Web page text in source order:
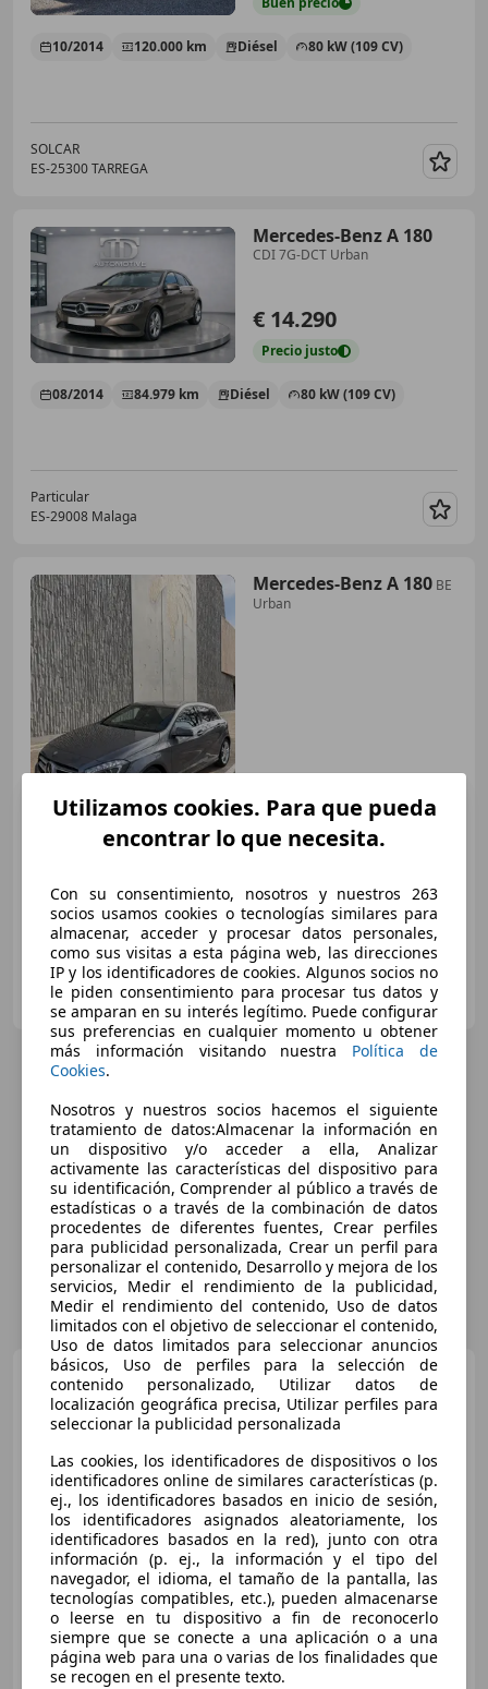
10/2014 120.000 km Diésel 80 kW (109 CV)
SOLCAR
ES-25300 TARREGA
Mercedes-Benz A 180
CDI 7G-DCT Urban
€ 14.290
Precio justo
08/2014 84.979 km Diésel 80 kW (109 CV)
Particular
ES-29008 Malaga
Mercedes-Benz A 180 BE
Urban
€ 18.000
Precio justo
Particular
ES-03204 Elche
Mercedes-Benz A 180
BlueEFFICIENCY Urban
€ 13.400
Preciojusto
08/2013 102.000 km Gasolina 90 kW (122 CV)
Clidrive Group
ES-28006 MADRID
Utilizamos cookies. Para que pueda
encontrar lo que necesita.
Con su consentimiento, nosotros y nuestros 263
socios usamos cookies o tecnologías similares para
almacenar, acceder y procesar datos personales,
como sus visitas a esta página web, las direcciones
IP y los identificadores de cookies. Algunos socios no
le piden consentimiento para procesar tus datos y
se amparan en su interés legítimo. Puede configurar
sus preferencias en cualquier momento u obtener
más información visitando nuestra Política de
Cookies.
Nosotros y nuestros socios hacemos el siguiente
tratamiento de datos:Almacenar la información en
un dispositivo y/o acceder a ella, Analizar
activamente las características del dispositivo para
su identificación, Comprender al público a través de
estadísticas o a través de la combinación de datos
procedentes de diferentes fuentes, Crear perfiles
para publicidad personalizada, Crear un perfil para
personalizar el contenido, Desarrollo y mejora de los
servicios, Medir el rendimiento de la publicidad,
Medir el rendimiento del contenido, Uso de datos
limitados con el objetivo de seleccionar el contenido,
Uso de datos limitados para seleccionar anuncios
básicos, Uso de perfiles para la selección de
contenido personalizado, Utilizar datos de
localización geográfica precisa, Utilizar perfiles para
seleccionar la publicidad personalizada
Las cookies, los identificadores de dispositivos o los
identificadores online de similares características (p.
ej., los identificadores basados en inicio de sesión,
los identificadores asignados aleatoriamente, los
identificadores basados en la red), junto con otra
información (p. ej., la información y el tipo del
navegador, el idioma, el tamaño de la pantalla, las
tecnologías compatibles, etc.), pueden almacenarse
o leerse en tu dispositivo a fin de reconocerlo
siempre que se conecte a una aplicación o a una
página web para una o varias de los finalidades que
se recogen en el presente texto.